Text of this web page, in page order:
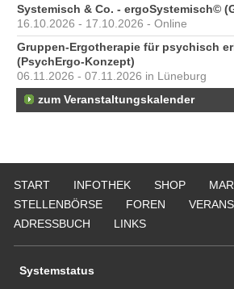
Systemisch & Co. - ergoSystemisch©
16.10.2026 - 17.10.2026 - Online
Gruppen-Ergotherapie für psychisch
(PsychErgo-Konzept)
06.11.2026 - 07.11.2026 in Lüneburg
zum Veranstaltungskalender
START INFOTHEK SHOP
STELLENBÖRSE
FOREN
ADRESSBUCH
LINKS
Systemstatus